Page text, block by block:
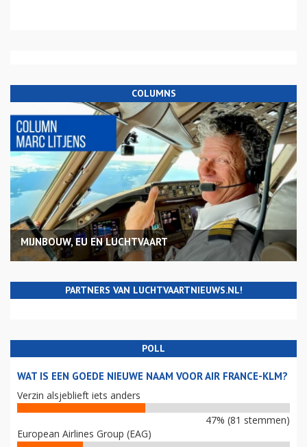
COLUMNS
MIJNBOUW, EU EN LUCHTVAART
PARTNERS VAN LUCHTVAARTNIEUWS.NL!
POLL
WAT IS EEN GOEDE NIEUWE NAAM VOOR AIR FRANCE-KLM?
Verzin alsjeblieft iets anders
47% (81 stemmen)
European Airlines Group (EAG)